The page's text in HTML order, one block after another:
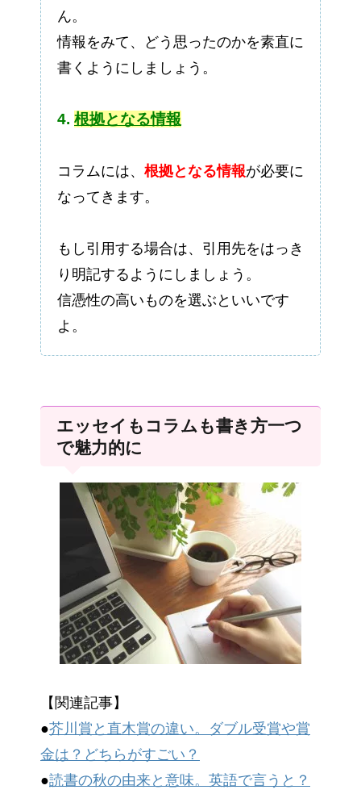
ん。
情報をみて、どう思ったのかを素直に
書くようにしましょう。
4. 根拠となる情報
コラムには、 根拠となる情報が必要に
なってきます。
もし引用する場合は、引用先をはっき
り明記するようにしましょう。
信憑性の高いものを選ぶといいです
よ。
エッセイもコラムも書き方一つ
で魅力的に
【関連記事】
●芥川賞と直木賞の違い。ダブル受賞や賞
金は？どちらがすごい？
●読書の秋の由来と意味。英語で言うと？